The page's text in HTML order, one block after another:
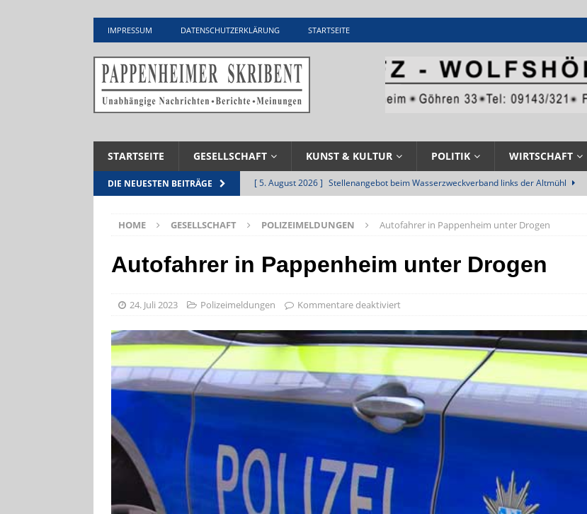
IMPRESSUM DATENSCHUTZERKLÄRUNG STARTSEITE
STARTSEITE GESELLSCHAFT KUNST & KULTUR POLITIK WIRTSCHAFT
DIE NEUESTEN BEITRÄGE [ 5. August 2026 ] Stellenangebot beim Wasserzweckverband links der Altmühl
[ 5. August 2026 ] Feuerwehr Pappenheim im Einsatz bei Brand im Solnhofener
Zementwerk
EHRENAMT
[ 4. August 2026 ]
Militärgeschichte paddelt in Pappenheim bis heute mit
VERANSTALTUNGEN
ankommen
VERANSTALTUNGEN
[ 4. August 2026 ] Kanonendonner und Pappenheimer Marsch für Hubert
Aiwanger
VERANSTALTUNGEN
Sommerabendmusik mit Pop und Musicalklängen in
Pappenheim
HOME GESELLSCHAFT POLIZEIMELDUNGEN Autofahrer in Pappenheim unter Drogen
Autofahrer in Pappenheim unter Drogen
24. Juli 2023 Polizeimeldungen Kommentare deaktiviert